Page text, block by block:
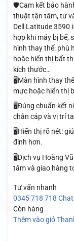
🛡️Cam kết bảo
thuật tận tâm, tư
Dell Latitude 3590
hợp khi máy bị bể,
hình thay thế: phù
hoặc hiển thị bất
kích thước…
🖥️Màn hình thay
mực hoặc hiển thị
🖥️Đúng chuẩn kết
chân cáp và vị trí
🖥️Hiển thị rõ nét:
định hơn.
🖥️Dịch vụ Hoàng
tâm và giao hàng
Tư vấn nhanh
0345 718 718
Còn hàng
Thêm vào giỏ